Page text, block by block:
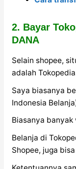
2. Bayar
DANA
Selain shopee,
adalah
Saya biasanya
Indonesia
Biasanya
Belanja di
Shopee, juga